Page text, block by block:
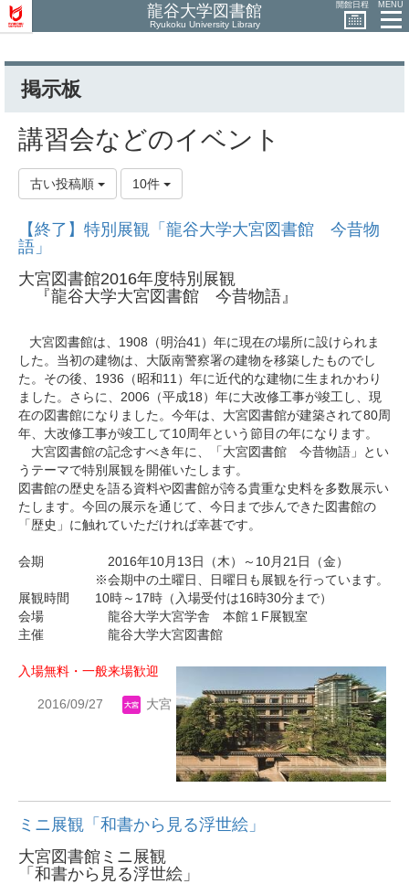
龍谷大学図書館
Ryukoku University Library
開館日程 MENU
掲示板
講習会などのイベント
古い投稿順 10件
【終了】特別展観「龍谷大学大宮図書館 今昔物
語」
大宮図書館2016年度特別展観
『龍谷大学大宮図書館 今昔物語』
大宮図書館は、1908（明治41）年に現在の場所に設けられま
した。当初の建物は、大阪南警察署の建物を移築したものでし
た。その後、1936（昭和11）年に近代的な建物に生まれかわり
ました。さらに、2006（平成18）年に大改修工事が竣工し、現
在の図書館になりました。今年は、大宮図書館が建築されて80周
年、大改修工事が竣工して10周年という節目の年になります。
大宮図書館の記念すべき年に、「大宮図書館 今昔物語」とい
うテーマで特別展観を開催いたします。
図書館の歴史を語る資料や図書館が誇る貴重な史料を多数展示い
たします。今回の展示を通じて、今日まで歩んできた図書館の
「歴史」に触れていただければ幸甚です。
会期 2016年10月13日（木）～10月21日（金）
※会期中の土曜日、日曜日も展観を行っています。
展観時間 10時～17時（入場受付は16時30分まで）
会場 龍谷大学大宮学舎 本館１F展観室
主催 龍谷大学大宮図書館
入場無料・一般来場歓迎
2016/09/27 大宮
ミニ展観「和書から見る浮世絵」
大宮図書館ミニ展観
「和書から見る浮世絵」